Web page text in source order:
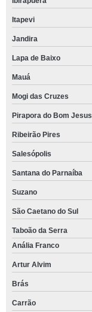
Itapevi
Jandira
Lapa de Baixo
Mauá
Mogi das Cruzes
Pirapora do Bom Jesus
Ribeirão Pires
Salesópolis
Santana do Parnaíba
Suzano
São Caetano do Sul
Taboão da Serra
Anália Franco
Artur Alvim
Brás
Carrão